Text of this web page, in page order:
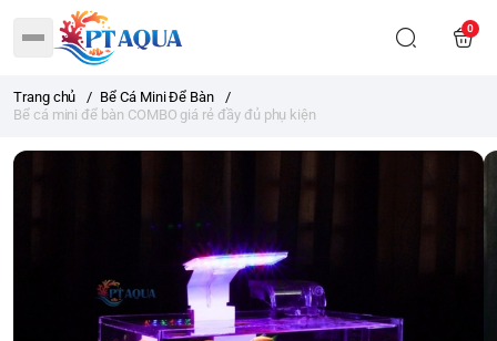
0
Trang chủ / Bể Cá Mini Để Bàn
/
Bể cá mini để bàn COMBO giá rẻ đầy đủ phụ kiện